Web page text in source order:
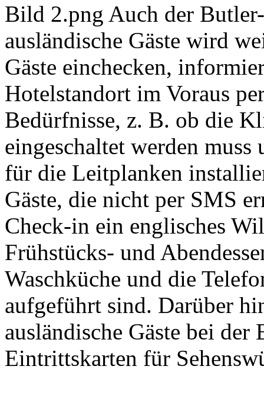
Bild 2.png Auch der
ausländische Gäste wird
Gäste einchecken,
Hotelstandort im Voraus
Bedürfnisse, z. B. ob die
eingeschaltet werden
für die Leitplanken
Gäste, die nicht per SMS
Check-in ein englisches
Frühstücks- und
Waschküche und die
aufgeführt sind. Darüber
ausländische Gäste bei
Eintrittskarten für